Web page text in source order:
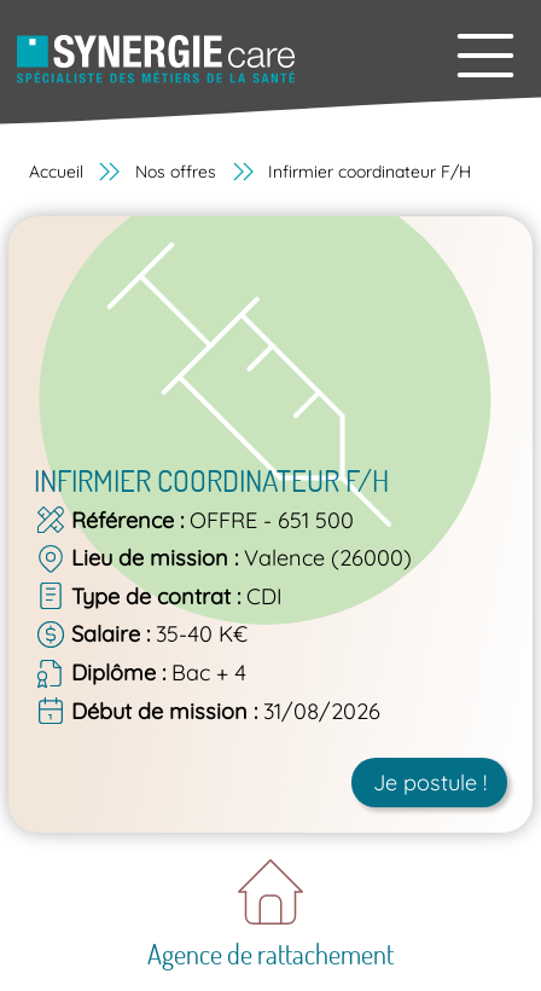
Accueil Nos offres Infirmier coordinateur F/H
INFIRMIER COORDINATEUR F/H
Référence OFFRE - 651 500
Lieu de mission
Valence (26000)
Type de contrat CDI
Salaire
35-40 K€
Diplôme
Bac + 4
Début de mission
31/08/2026
Je postule !
Agence de rattachement